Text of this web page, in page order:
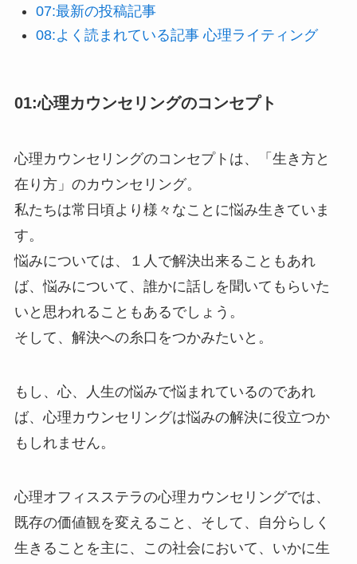
07:最新の投稿記事
08:よく読まれている記事 心理ライティング
01:心理カウンセリングのコンセプト
心理カウンセリングのコンセプトは、「生き方と
在り方」のカウンセリング。
私たちは常日頃より様々なことに悩み生きていま
す。
悩みについては、１人で解決出来ることもあれ
ば、悩みについて、誰かに話しを聞いてもらいた
いと思われることもあるでしょう。
そして、解決への糸口をつかみたいと。
もし、心、人生の悩みで悩まれているのであれ
ば、心理カウンセリングは悩みの解決に役立つか
もしれません。
心理オフィスステラの心理カウンセリングでは、
既存の価値観を変えること、そして、自分らしく
生きることを主に、この社会において、いかに生